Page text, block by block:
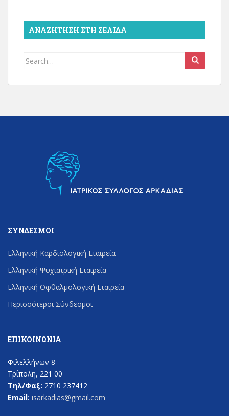
ΑΝΑΖΉΤΗΣΗ ΣΤΗ ΣΕΛΊΔΑ
Search
ΣΎΝΔΕΣΜΟΙ
Ελληνική Καρδιολογική Εταιρεία
Ελληνική Ψυχιατρική Εταιρεία
Ελληνική Οφθαλμολογική Εταιρεία
Περισσότεροι Σύνδεσμοι
ΕΠΙΚΟΙΝΩΝΊΑ
Φιλελλήνων 8
Τρίπολη, 221 00
Τηλ/Φαξ: 2710 237412
Email: isarkadias@gmail.com